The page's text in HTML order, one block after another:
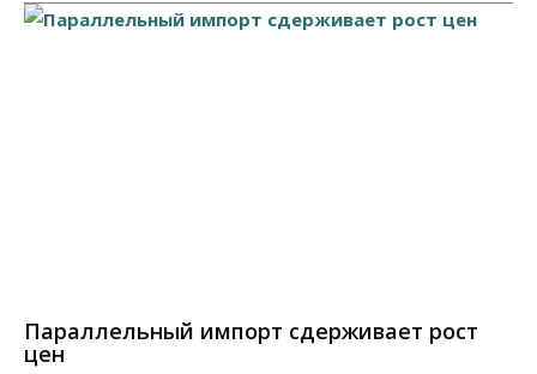
Параллельный импорт сдерживает рост
цен